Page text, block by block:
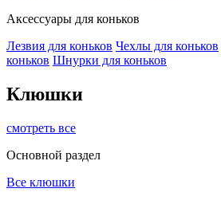
Аксессуары для коньков
Лезвия для коньков Чехлы для коньков
коньков Шнурки для коньков
Клюшки
смотреть все
Основной раздел
Все клюшки